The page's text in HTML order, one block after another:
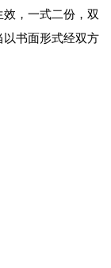
，一式二份，双
书面形式经双方